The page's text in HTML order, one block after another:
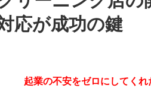
応が成功の鍵
起業の不安をゼロにしてく